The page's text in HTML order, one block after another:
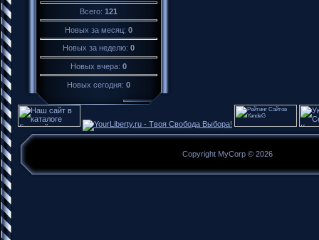
Всего: 121
Новых за месяц: 0
Новых за неделю: 0
Новых вчера: 0
Новых сегодня: 0
Copyright MyCorp © 2026